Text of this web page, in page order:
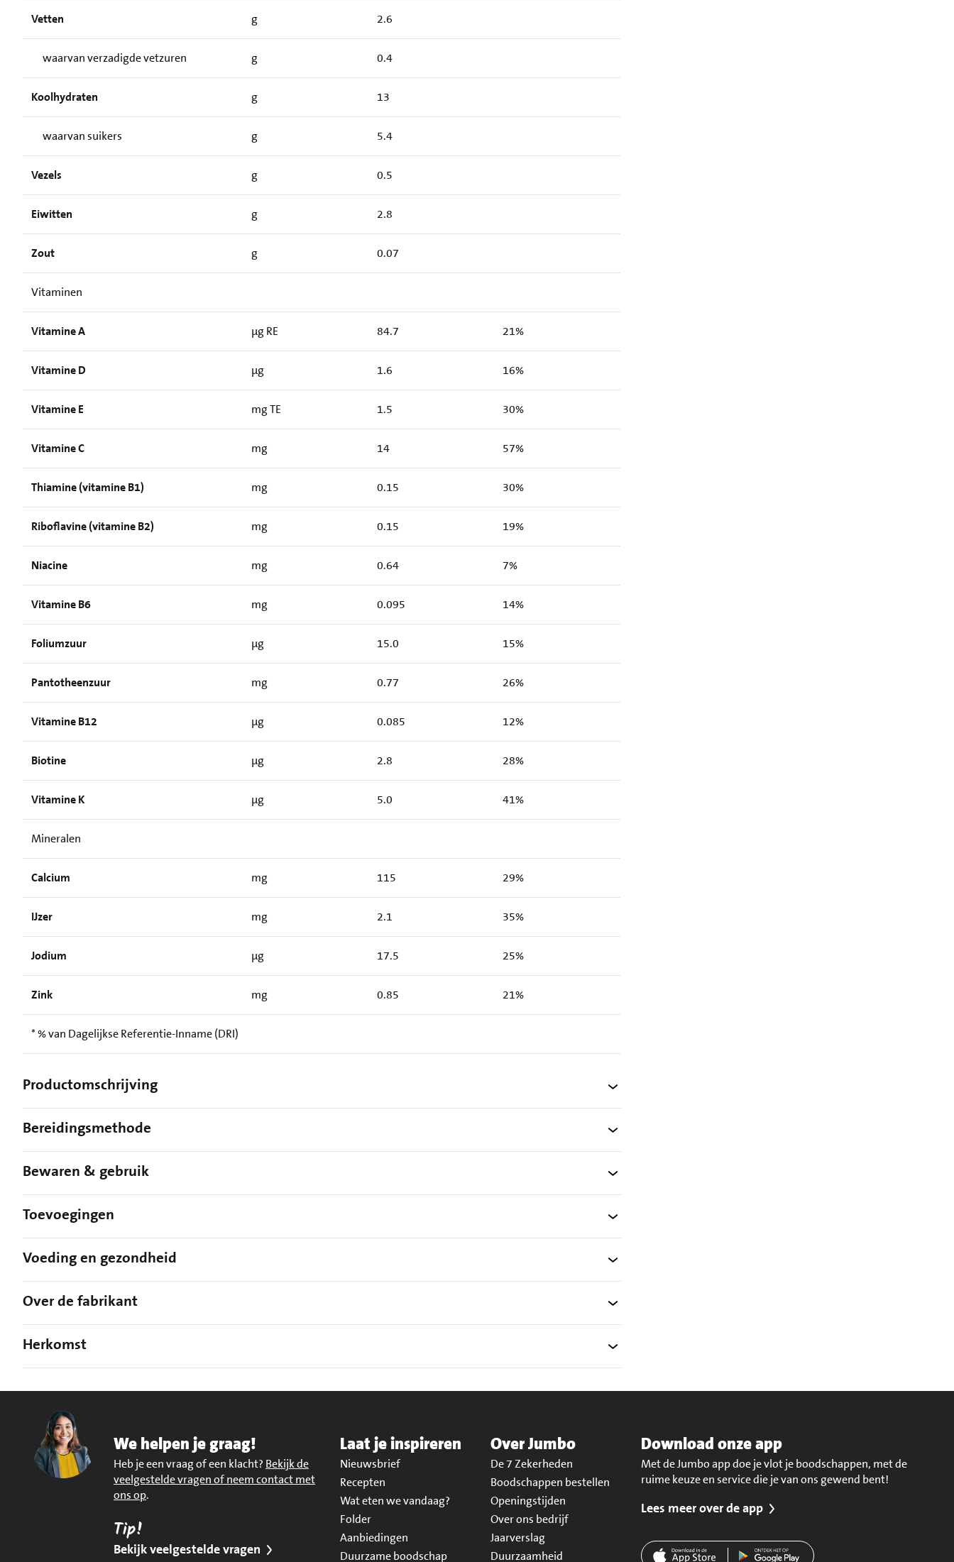
Vetten g 2.6
waarvan verzadigde vetzuren g 0.4
Koolhydraten g 13
waarvan suikers g 5.4
Vezels g 0.5
Eiwitten g 2.8
Zout g 0.07
Vitaminen
Vitamine A µg RE 84.7 21%
Vitamine D µg 1.6 16%
Vitamine E mg TE 1.5 30%
Vitamine C mg 14 57%
Thiamine (vitamine B1) mg 0.15 30%
Riboflavine (vitamine B2) mg 0.15 19%
Niacine mg 0.64 7%
Vitamine B6 mg 0.095 14%
Foliumzuur µg 15.0 15%
Pantotheenzuur mg 0.77 26%
Vitamine B12 µg 0.085 12%
Biotine µg 2.8 28%
Vitamine K µg 5.0 41%
Mineralen
Calcium mg 115 29%
IJzer mg 2.1 35%
Jodium µg 17.5 25%
Zink mg 0.85 21%
* % van Dagelijkse Referentie-Inname (DRI)
Productomschrijving
Bereidingsmethode
Bewaren & gebruik
Toevoegingen
Voeding en gezondheid
Over de fabrikant
Herkomst
We helpen je graag!
Heb je een vraag of een klacht? Bekijk de
veelgestelde vragen of neem contact met
ons op.
Tip!
Bekijk veelgestelde vragen
Laat je inspireren
Nieuwsbrief
Recepten
Wat eten we vandaag?
Folder
Aanbiedingen
Duurzame boodschap
Over Jumbo
De 7 Zekerheden
Boodschappen bestellen
Openingstijden
Over ons bedrijf
Jaarverslag
Duurzaamheid
Download onze app
Met de Jumbo app doe je vlot je boodschappen, met de
ruime keuze en service die je van ons gewend bent!
Lees meer over de app